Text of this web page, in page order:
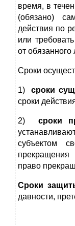
время, в
(обязано)
действия по
или
от обязанного
Сроки
1)сроки
сроки
2) сроки
субъектом
прекращения
право
Сроки
давности,